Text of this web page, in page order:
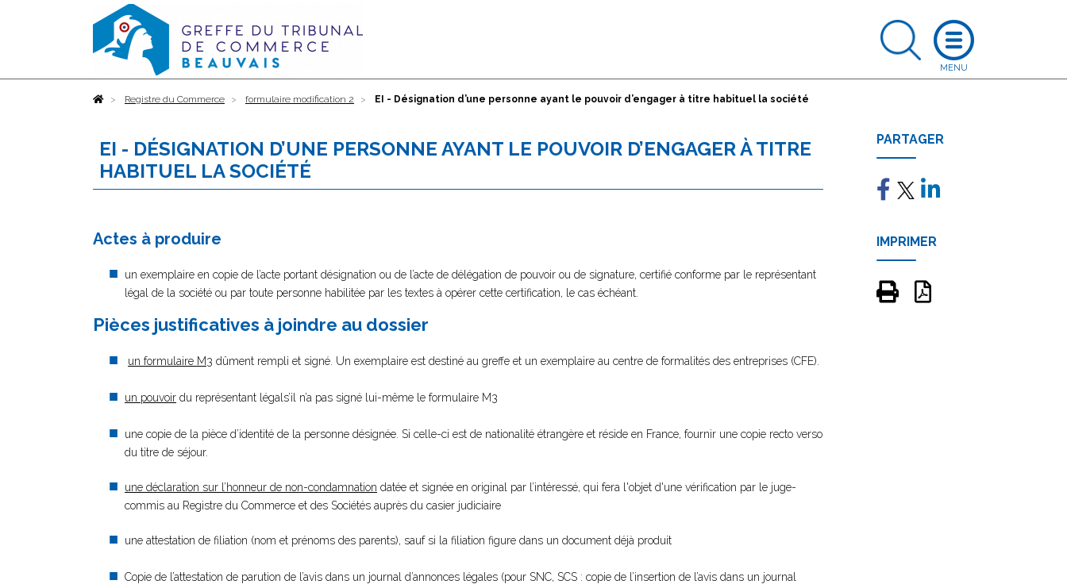
AccueilRegistre du Commerce formulaire modification 2 EI - Désignation d’une personne ayant le pouvoir d’engager à titre habituel la société
EI - DÉSIGNATION D’UNE PERSONNE AYANT LE POUVOIR D’ENGAGER À TITRE
HABITUEL LA SOCIÉTÉ
Actes à produire
un exemplaire en copie de l’acte portant désignation ou de l’acte de délégation de pouvoir ou de signature, certifié conforme par le représentant
légal de la société ou par toute personne habilitée par les textes à opérer cette certification, le cas échéant.
Pièces justificatives à joindre au dossier
un formulaire M3 dûment rempli et signé. Un exemplaire est destiné au greffe et un exemplaire au centre de formalités des entreprises (CFE).
un pouvoir du représentant légals’il n’a pas signé lui-même le formulaire M3
une copie de la pièce d’identité de la personne désignée. Si celle-ci est de nationalité étrangère et réside en France, fournir une copie recto verso
du titre de séjour.
une déclaration sur l’honneur de non-condamnation datée et signée en original par l’intéressé, qui fera l'objet d'une vérification par le juge-
commis au Registre du Commerce et des Sociétés auprès du casier judiciaire
une attestation de filiation (nom et prénoms des parents), sauf si la filiation figure dans un document déjà produit
Copie de l’attestation de parution de l’avis dans un journal d’annonces légales (pour SNC, SCS : copie de l’insertion de l’avis dans un journal
PARTAGER
IMPRIMER